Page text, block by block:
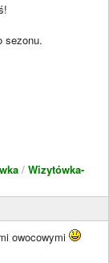
sezonu.
/ Wizytówka-
owocowymi